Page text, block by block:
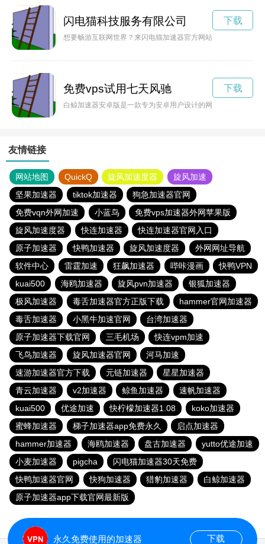
闪电猫科技服务有限公司
想要畅游互联网世界？来闪电猫加速器官方网站，让你畅快玩转
下载
免费vps试用七天风驰
白鲸加速器安卓版是一款专为安卓用户设计的网络加速工具，
下载
友情链接
网站地图 QuickQ 旋风加速度器
旋风加速
坚果加速器
tiktok加速器
狗急加速器官网
免费vqn外网加速
小蓝鸟
免费vps加速器外网苹果版
旋风加速度器
快连加速器
快连加速器官网入口
原子加速器
快鸭加速器 旋风加速度器
外网网址导航
软件中心
雷霆加速 狂飙加速器 哔咔漫画
快鸭VPN
kuai500
海鸥加速器 旋风pvn加速器
银狐加速器
极风加速器
毒舌加速器官方正版下载
hammer官网加速器
毒舌加速器
小黑牛加速官网
台湾加速器
原子加速器下载官网
三毛机场
快连vpm加速
飞鸟加速器
旋风加速器官网
河马加速
速游加速器官方下载
元链加速器
星星加速器
青云加速器
v2加速器 鲸鱼加速器
速帆加速器
kuai500
优途加速 快柠檬加速器1.08
koko加速器
蜜蜂加速器
梯子加速器app免费永久
启点加速器
hammer加速器
海鸥加速器 盘古加速器
yutto优途加速
小麦加速器
pigcha
闪电猫加速器30天免费
快鸭加速器官网
快狗加速器 猎豹加速器
白鲸加速器
原子加速器app下载官网最新版
永久免费使用的加速器 下载